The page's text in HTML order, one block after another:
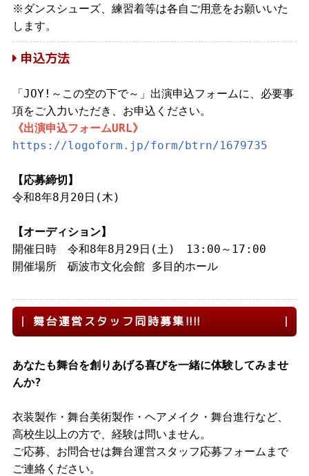
※ダンスシューズ、練習着等は各自ご用意をお願いいた
します。
申込方法
「JOY!～この空の下で～」出演申込フォームに、必要事
項をご入力いただき、お申込ください。
《出演申込フォームURL》
https://logoform.jp/form/btrn/1679735
【応募締切】
令和8年8月20日(木)
【オーディション】
開催日時 令和8年8月29日(土) 13:00～17:00
開催場所 砺波市文化会館 多目的ホール
舞台運営スタッフ同時募集!!!!
あなたも舞台を創りあげる喜びを一緒に体験してみませ
んか?
衣装製作・舞台美術製作・ヘアメイク・舞台進行など、
高校生以上の方で、経験は問いません。
ご応募、お問合せは舞台運営スタッフ応募フォームまで
ご連絡ください。